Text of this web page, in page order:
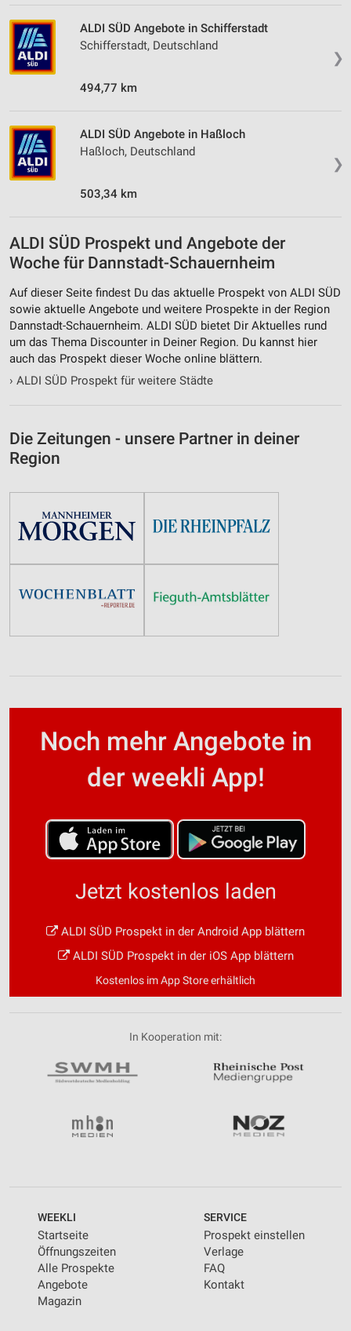
❯
ALDI SÜD Angebote in Schifferstadt
Schifferstadt, Deutschland
494,77 km
❯
ALDI SÜD Angebote in Haßloch
Haßloch, Deutschland
503,34 km
ALDI SÜD Prospekt und Angebote der
Woche für Dannstadt-Schauernheim
Auf dieser Seite findest Du das aktuelle Prospekt von ALDI SÜD
sowie aktuelle Angebote und weitere Prospekte in der Region
Dannstadt-Schauernheim. ALDI SÜD bietet Dir Aktuelles rund
um das Thema Discounter in Deiner Region. Du kannst hier
auch das Prospekt dieser Woche online blättern.
› ALDI SÜD Prospekt für weitere Städte
Die Zeitungen - unsere Partner in deiner
Region
Noch mehr Angebote in
der weekli App!
Jetzt kostenlos laden
ALDI SÜD Prospekt in der Android App blättern
ALDI SÜD Prospekt in der iOS App blättern
Kostenlos im App Store erhältlich
In Kooperation mit:
WEEKLI
Startseite
Öffnungszeiten
Alle Prospekte
Angebote
Magazin
SERVICE
Prospekt einstellen
Verlage
FAQ
Kontakt